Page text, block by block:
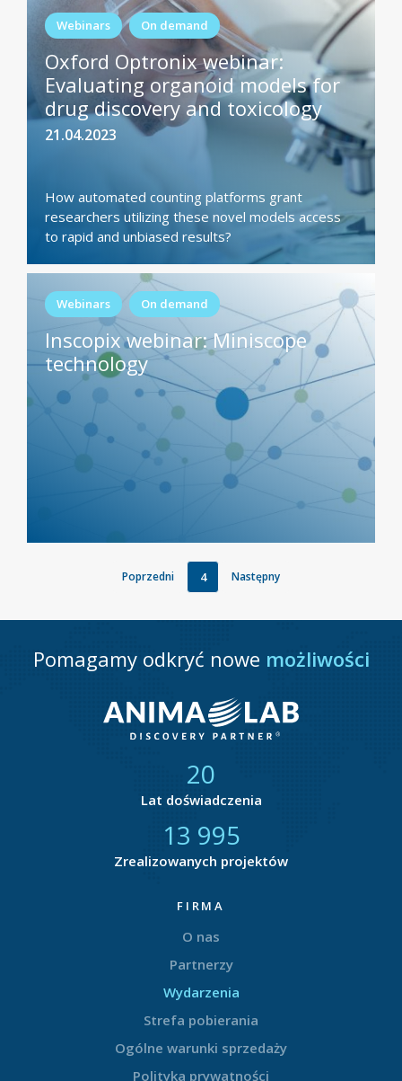
Webinars On demand
Oxford Optronix webinar:
Evaluating organoid models for
drug discovery and toxicology
21.04.2023
How automated counting platforms grant
researchers utilizing these novel models access
to rapid and unbiased results?
Webinars On demand
Inscopix webinar: Miniscope
technology
Poprzedni 4 Następny
Pomagamy odkryć nowe możliwości
21
Lat doświadczenia
14 877
Zrealizowanych projektów
FIRMA
O nas
Partnerzy
Wydarzenia
Strefa pobierania
Ogólne warunki sprzedaży
Polityka prywatności